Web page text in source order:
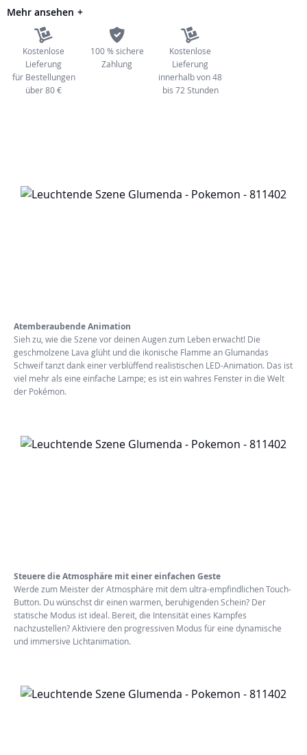
Mehr ansehen
Kostenlose
Lieferung
für Bestellungen
über 80 €
100 % sichere
Zahlung
Kostenlose
Lieferung
innerhalb von 48
bis 72 Stunden
Atemberaubende Animation
Sieh zu, wie die Szene vor deinen Augen zum Leben erwacht! Die
geschmolzene Lava glüht und die ikonische Flamme an Glumandas
Schweif tanzt dank einer verblüffend realistischen LED-Animation. Das ist
viel mehr als eine einfache Lampe; es ist ein wahres Fenster in die Welt
der Pokémon.
Steuere die Atmosphäre mit einer einfachen Geste
Werde zum Meister der Atmosphäre mit dem ultra-empfindlichen Touch-
Button. Du wünschst dir einen warmen, beruhigenden Schein? Der
statische Modus ist ideal. Bereit, die Intensität eines Kampfes
nachzustellen? Aktiviere den progressiven Modus für eine dynamische
und immersive Lichtanimation.